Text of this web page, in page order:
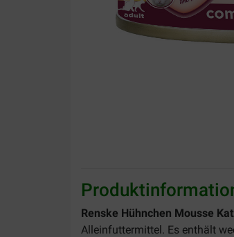
Renske Hühnchen Mousse
Alleinfuttermittel. Es enthält